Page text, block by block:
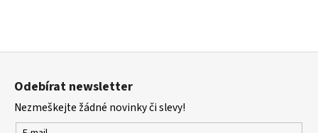
Z
Odebírat newsletter
Nezmeškejte žádné novinky či slevy!